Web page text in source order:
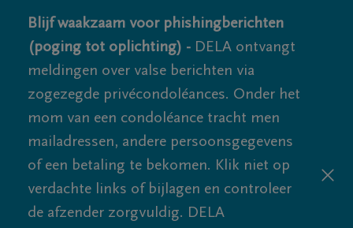
Blijf waakzaam voor phishingberichten
(poging tot oplichting) - DELA ontvangt
meldingen over valse berichten via
zogezegde privécondoléances. Onder het
mom van een condoléance tracht men
mailadressen, andere persoonsgegevens
of een betaling te bekomen. Klik niet op
verdachte links of bijlagen en controleer
de afzender zorgvuldig. DELA